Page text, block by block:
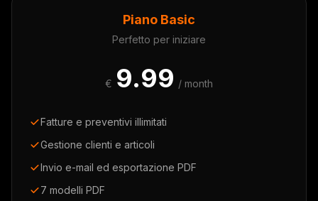
Piano Basic
Perfetto per iniziare
€ 9.99 / month
Fatture e preventivi illimitati
Gestione clienti e articoli
Invio e-mail ed esportazione PDF
7 modelli PDF